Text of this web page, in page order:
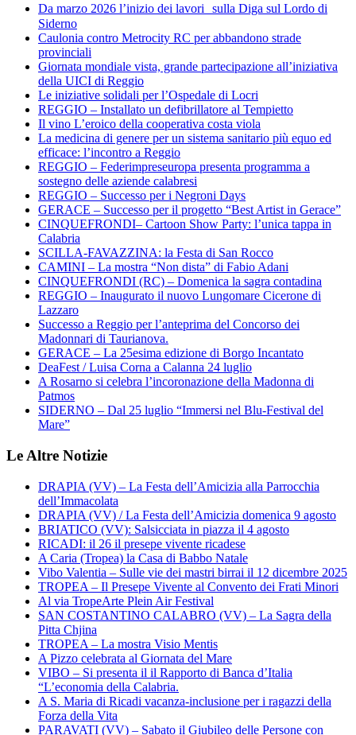
Da marzo 2026 l’inizio dei lavori sulla Diga sul Lordo di
Siderno
Caulonia contro Metrocity RC per abbandono strade
provinciali
Giornata mondiale vista, grande partecipazione all’iniziativa
della UICI di Reggio
Le iniziative solidali per l’Ospedale di Locri
REGGIO – Installato un defibrillatore al Tempietto
Il vino L’eroico della cooperativa costa viola
La medicina di genere per un sistema sanitario più equo ed
efficace: l’incontro a Reggio
REGGIO – Federimpreseuropa presenta programma a
sostegno delle aziende calabresi
REGGIO – Successo per i Negroni Days
GERACE – Successo per il progetto “Best Artist in Gerace”
CINQUEFRONDI– Cartoon Show Party: l’unica tappa in
Calabria
SCILLA-FAVAZZINA: la Festa di San Rocco
CAMINI – La mostra “Non dista” di Fabio Adani
CINQUEFRONDI (RC) – Domenica la sagra contadina
REGGIO – Inaugurato il nuovo Lungomare Cicerone di
Lazzaro
Successo a Reggio per l’anteprima del Concorso dei
Madonnari di Taurianova.
GERACE – La 25esima edizione di Borgo Incantato
DeaFest / Luisa Corna a Calanna 24 luglio
A Rosarno si celebra l’incoronazione della Madonna di
Patmos
SIDERNO – Dal 25 luglio “Immersi nel Blu-Festival del
Mare”
Le Altre Notizie
DRAPIA (VV) – La Festa dell’Amicizia alla Parrocchia
dell’Immacolata
DRAPIA (VV) / La Festa dell’Amicizia domenica 9 agosto
BRIATICO (VV): Salsicciata in piazza il 4 agosto
RICADI: il 26 il presepe vivente ricadese
A Caria (Tropea) la Casa di Babbo Natale
Vibo Valentia – Sulle vie dei mastri birrai il 12 dicembre 2025
TROPEA – Il Presepe Vivente al Convento dei Frati Minori
Al via TropeArte Plein Air Festival
SAN COSTANTINO CALABRO (VV) – La Sagra della
Pitta Chjina
TROPEA – La mostra Visio Mentis
A Pizzo celebrata al Giornata del Mare
VIBO – Si presenta il il Rapporto di Banca d’Italia
“L’economia della Calabria.
A S. Maria di Ricadi vacanza-inclusione per i ragazzi della
Forza della Vita
PARAVATI (VV) – Sabato il Giubileo delle Persone con